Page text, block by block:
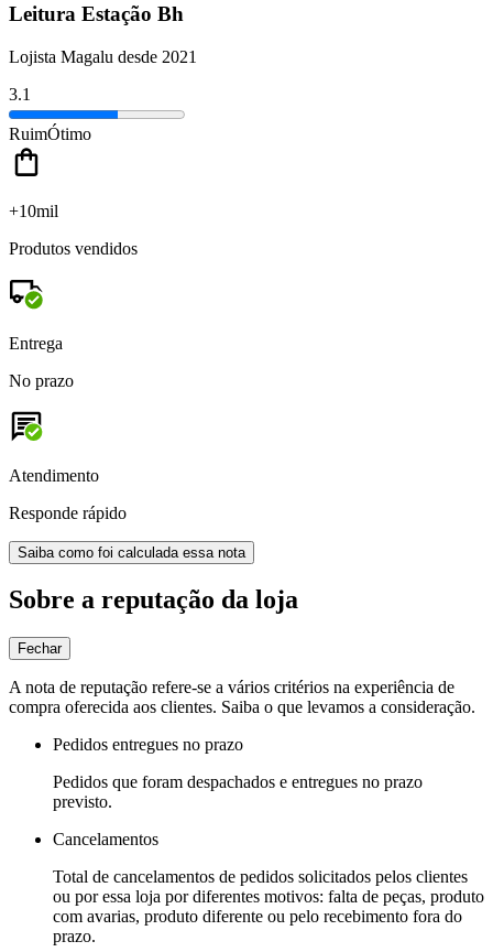
Leitura Estação Bh
Lojista Magalu desde 2021
3.1
RuimÓtimo
+10mil
Produtos vendidos
Entrega
No prazo
Atendimento
Responde rápido
Saiba como foi calculada essa nota
Sobre a reputação da loja
Fechar
A nota de reputação refere-se a vários critérios na experiência de
compra oferecida aos clientes. Saiba o que levamos a consideração.
Pedidos entregues no prazo
Pedidos que foram despachados e entregues no prazo
previsto.
Cancelamentos
Total de cancelamentos de pedidos solicitados pelos clientes
ou por essa loja por diferentes motivos: falta de peças, produto
com avarias, produto diferente ou pelo recebimento fora do
prazo.